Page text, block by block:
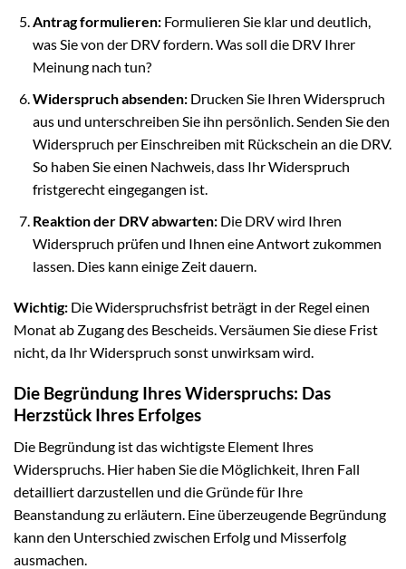
Antrag formulieren:Formulieren Sie klar und deutlich,
was Sie von der DRV fordern. Was soll die DRV Ihrer
Meinung nach tun?
Widerspruch absenden:Drucken Sie Ihren Widerspruch
aus und unterschreiben Sie ihn persönlich. Senden Sie den
Widerspruch per Einschreiben mit Rückschein an die DRV.
So haben Sie einen Nachweis, dass Ihr Widerspruch
fristgerecht eingegangen ist.
Reaktion der DRV abwarten:Die DRV wird Ihren
Widerspruch prüfen und Ihnen eine Antwort zukommen
lassen. Dies kann einige Zeit dauern.
Wichtig: Die Widerspruchsfrist beträgt in der Regel einen
Monat ab Zugang des Bescheids. Versäumen Sie diese Frist
nicht, da Ihr Widerspruch sonst unwirksam wird.
Die Begründung Ihres Widerspruchs: Das
Herzstück Ihres Erfolges
Die Begründung ist das wichtigste Element Ihres
Widerspruchs. Hier haben Sie die Möglichkeit, Ihren Fall
detailliert darzustellen und die Gründe für Ihre
Beanstandung zu erläutern. Eine überzeugende Begründung
kann den Unterschied zwischen Erfolg und Misserfolg
ausmachen.